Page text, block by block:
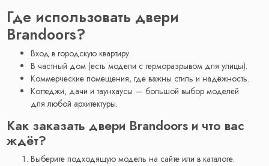
Где использовать двери
Brandoors?
Вход в городскую квартиру.
В частный дом (есть модели с терморазрывом для улицы).
Коммерческие помещения, где важны стиль и надёжность.
Коттеджи, дачи и таунхаусы — большой выбор моделей
для любой архитектуры.
Как заказать двери Brandoors и что вас
ждёт?
Выберите подходящую модель на сайте или в каталоге.